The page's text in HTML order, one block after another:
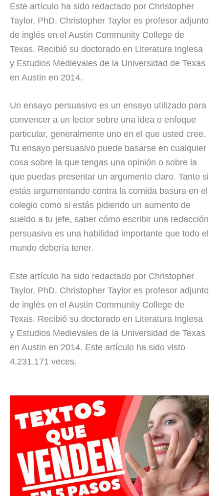
Este artículo ha sido redactado por Christopher
Taylor, PhD. Christopher Taylor es profesor adjunto
de inglés en el Austin Community College de
Texas. Recibió su doctorado en Literatura Inglesa
y Estudios Medievales de la Universidad de Texas
en Austin en 2014.
Un ensayo persuasivo es un ensayo utilizado para
convencer a un lector sobre una idea o enfoque
particular, generalmente uno en el que usted cree.
Tu ensayo persuasivo puede basarse en cualquier
cosa sobre la que tengas una opinión o sobre la
que puedas presentar un argumento claro. Tanto si
estás argumentando contra la comida basura en el
colegio como si estás pidiendo un aumento de
sueldo a tu jefe, saber cómo escribir una redacción
persuasiva es una habilidad importante que todo el
mundo debería tener.
Este artículo ha sido redactado por Christopher
Taylor, PhD. Christopher Taylor es profesor adjunto
de inglés en el Austin Community College de
Texas. Recibió su doctorado en Literatura Inglesa
y Estudios Medievales de la Universidad de Texas
en Austin en 2014. Este artículo ha sido visto
4.231.171 veces.